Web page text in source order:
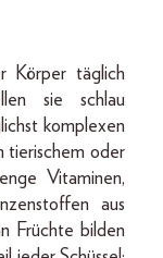
Körper täglich
sie schlau
komplexen
tierischem oder
Vitaminen,
aus
Früchte bilden